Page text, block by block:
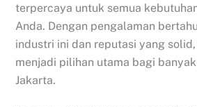
terpercaya untuk semua
Anda. Dengan pengalaman
industri ini dan reputasi yang
menjadi pilihan utama bagi
Jakarta.